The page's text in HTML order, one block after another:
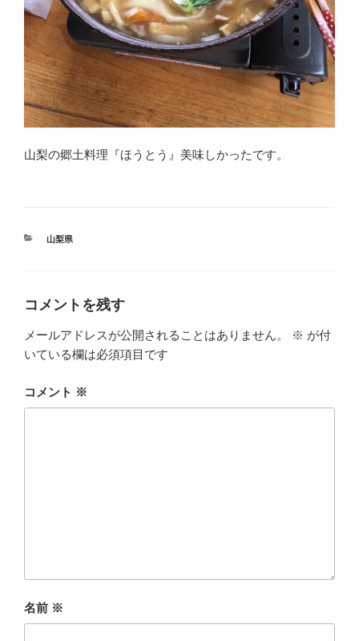
山梨の郷土料理『ほうとう』美味しかったです。
カ
山梨県
コメントを残す
メールアドレスが公開されることはありません。 ※ が付
いている欄は必須項目です
コメント ※
名前 ※